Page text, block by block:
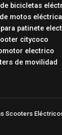
bicicletas
motos
patinete
citycoco
electrico
de movilidad
Scooters